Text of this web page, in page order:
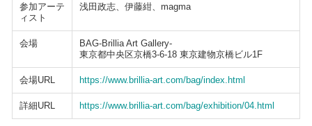
参加アーテ
ィスト
浅田政志、伊藤紺、magma
会場
BAG-Brillia Art Gallery-
東京都中央区京橋3-6-18 東京建物京橋ビル1F
会場URL https://www.brillia-art.com/bag/index.html
詳細URL https://www.brillia-art.com/bag/exhibition/04.html